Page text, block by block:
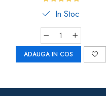
In Stoc
ADAUGA IN COS